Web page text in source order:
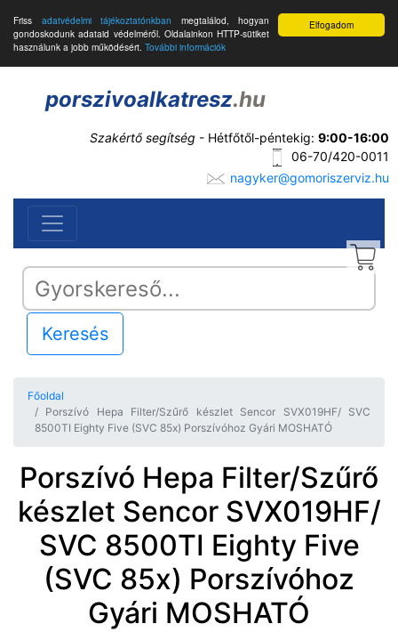
Elfogadom
Friss adatvédelmi tájékoztatónkban megtalálod, hogyan
gondoskodunk adataid védelméről. Oldalainkon HTTP-sütiket
használunk a jobb működésért. További információk
porszivoalkatresz.hu
Szakértő segítség - Hétfőtől-péntekig: 9:00-16:00
06-70/420-0011
nagyker@gomoriszerviz.hu
Keresés
Főoldal
Porszívó Hepa Filter/Szűrő készlet Sencor SVX019HF/ SVC
8500TI Eighty Five (SVC 85x) Porszívóhoz Gyári MOSHATÓ
Porszívó Hepa Filter/Szűrő
készlet Sencor SVX019HF/
SVC 8500TI Eighty Five
(SVC 85x) Porszívóhoz
Gyári MOSHATÓ